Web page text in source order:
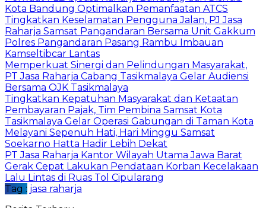
Kota Bandung Optimalkan Pemanfaatan ATCS
Tingkatkan Keselamatan Pengguna Jalan, PJ Jasa
Raharja Samsat Pangandaran Bersama Unit Gakkum
Polres Pangandaran Pasang Rambu Imbauan
Kamseltibcar Lantas
Memperkuat Sinergi dan Pelindungan Masyarakat,
PT Jasa Raharja Cabang Tasikmalaya Gelar Audiensi
Bersama OJK Tasikmalaya
Tingkatkan Kepatuhan Masyarakat dan Ketaatan
Pembayaran Pajak, Tim Pembina Samsat Kota
Tasikmalaya Gelar Operasi Gabungan di Taman Kota
Melayani Sepenuh Hati, Hari Minggu Samsat
Soekarno Hatta Hadir Lebih Dekat
PT Jasa Raharja Kantor Wilayah Utama Jawa Barat
Gerak Cepat Lakukan Pendataan Korban Kecelakaan
Lalu Lintas di Ruas Tol Cipularang
Tag : jasa raharja